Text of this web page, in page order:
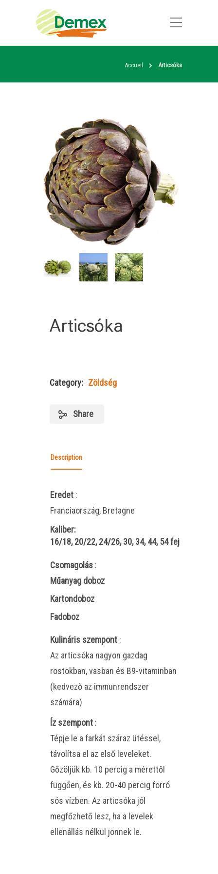
Accueil Articsóka
Articsóka
Category: Zöldség
Share
Description
Eredet :
Franciaország, Bretagne
Kaliber:
16/18, 20/22, 24/26, 30, 34, 44, 54 fej
Csomagolás :
Műanyag doboz
Kartondoboz
Fadoboz
Kulináris szempont :
Az articsóka nagyon gazdag
rostokban, vasban és B9-vitaminban
(kedvező az immunrendszer
számára)
Íz szempont :
Tépje le a farkát száraz ütéssel,
távolítsa el az első leveleket.
Gőzöljük kb. 10 percig a mérettől
függően, és kb. 20-40 percig forró
sós vízben. Az articsóka jól
megfőzhető lesz, ha a levelek
ellenállás nélkül jönnek le.